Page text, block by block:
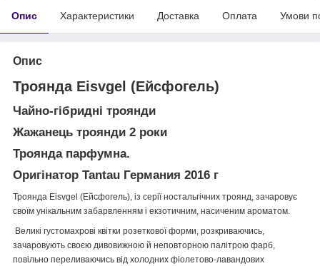
Опис Характеристики Доставка Оплата Умови
Опис
Троянда Eisvgel (Ейсфогель)
Чайно-гібридні троянди
Жажанець троянди 2 роки
Троянда парфумна.
Оригінатор Tantau Германия 2016 г
Троянда Eisvgel (Ейсфогель), із серії ностальгічних троянд, зачаровує
своїм унікальним забарвленням і екзотичним, насиченим ароматом.
Великі густомахрові квітки розеткової форми, розкриваючись,
зачаровують своєю дивовижною й неповторною палітрою фарб,
повільно переливаючись від холодних фіолетово-лавандових